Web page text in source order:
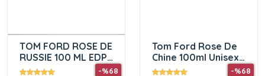
TOM FORD ROSE DE
RUSSIE 100 ML EDP
PARFÜM
-%68
Tom Ford Rose De
Chine 100ml Unisex
PARFÜM
-%68